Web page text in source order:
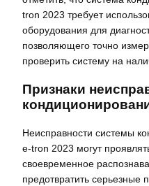
tron 2023 требует
оборудования для
позволяющего точно
проверить систему на
Признаки
Неисправности системы
e-tron 2023 могут
своевременное
предотвратить серьезные